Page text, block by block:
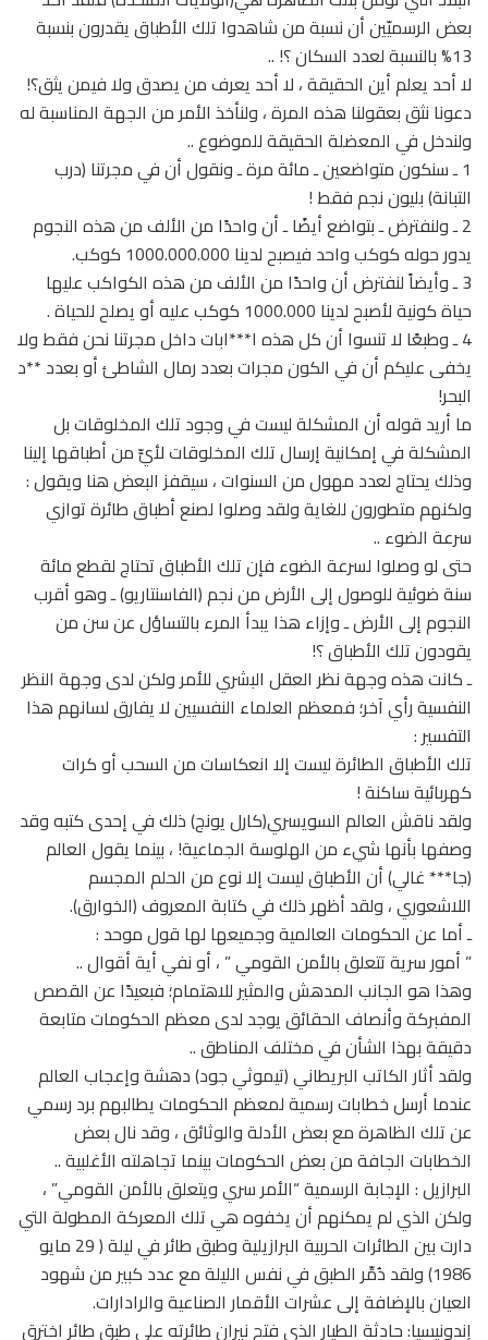
بعض الرسميّين أن نسبة من شاهدوا تلك الأطباق يقدرون بنسبة
13% بالنسبة لعدد السكان ؟! ..
لا أحد يعلم أين الحقيقة ، لا أحد يعرف من يصدق ولا فيمن يثق؟!
دعونا نثق بعقولنا هذه المرة ، ولنأخذ الأمر من الجهة المناسبة له
ولندخل في المعضلة الحقيقة للموضوع ..
1 ـ سنكون متواضعين ـ مائة مرة ـ ونقول أن في مجرتنا (درب
التبانة) بليون نجم فقط !
2 ـ ولنفترض ـ بتواضع أيضًا ـ أن واحدًا من الألف من هذه النجوم
يدور حوله كوكب واحد فيصبح لدينا 1000.000.000 كوكب.
3 ـ وأيضاً لنفترض أن واحدًا من الألف من هذه الكواكب عليها
حياة كونية لأصبح لدينا 1000.000 كوكب عليه أو يصلح للحياة .
4 ـ وطبعًا لا تنسوا أن كل هذه ا***ابات داخل مجرتنا نحن فقط ولا
يخفى عليكم أن في الكون مجرات بعدد رمال الشاطئ أو بعدد **د
البحر!
ما أريد قوله أن المشكلة ليست في وجود تلك المخلوقات بل
المشكلة في إمكانية إرسال تلك المخلوقات لأيٍّ من أطباقها إلينا
وذلك يحتاج لعدد مهول من السنوات ، سيقفز البعض هنا ويقول :
ولكنهم متطورون للغاية ولقد وصلوا لصنع أطباق طائرة توازي
سرعة الضوء ..
حتى لو وصلوا لسرعة الضوء فإن تلك الأطباق تحتاج لقطع مائة
سنة ضوئية للوصول إلى الأرض من نجم (الفاسنتاريو) ـ وهو أقرب
النجوم إلى الأرض ـ وإزاء هذا يبدأ المرء بالتساؤل عن سن من
يقودون تلك الأطباق ؟!
ـ كانت هذه وجهة نظر العقل البشري للأمر ولكن لدى وجهة النظر
النفسية رأي آخر؛ فمعظم العلماء النفسيين لا يفارق لسانهم هذا
التفسير :
تلك الأطباق الطائرة ليست إلا انعكاسات من السحب أو كرات
كهربائية ساكنة !
ولقد ناقش العالم السويسري(كارل يونج) ذلك في إحدى كتبه وقد
وصفها بأنها شيء من الهلوسة الجماعية! ، بينما يقول العالم
(جا*** غالي) أن الأطباق ليست إلا نوع من الحلم المجسم
اللاشعوري ، ولقد أظهر ذلك في كتابة المعروف (الخوارق).
ـ أما عن الحكومات العالمية وجميعها لها قول موحد :
” أمور سرية تتعلق بالأمن القومي ” ، أو نفي أية أقوال ..
وهذا هو الجانب المدهش والمثير للاهتمام؛ فبعيدًا عن القصص
المفبركة وأنصاف الحقائق يوجد لدى معظم الحكومات متابعة
دقيقة بهذا الشأن في مختلف المناطق ..
ولقد أثار الكاتب البريطاني (تيموثي جود) دهشة وإعجاب العالم
عندما أرسل خطابات رسمية لمعظم الحكومات يطالبهم برد رسمي
عن تلك الظاهرة مع بعض الأدلة والوثائق ، وقد نال بعض
الخطابات الجافة من بعض الحكومات بينما تجاهلته الأغلبية ..
البرازيل : الإجابة الرسمية “الأمر سري ويتعلق بالأمن القومي” ،
ولكن الذي لم يمكنهم أن يخفوه هي تلك المعركة المطولة التي
دارت بين الطائرات الحربية البرازيلية وطبق طائر في ليلة ( 29 مايو
1986) ولقد دُمِّر الطبق في نفس الليلة مع عدد كبير من شهود
العيان بالإضافة إلى عشرات الأقمار الصناعية والرادارات.
إندونيسيا: حادثة الطيار الذي فتح نيران طائرته على طبق طائر اخترق